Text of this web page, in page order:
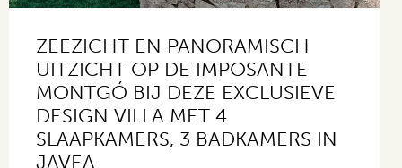
ZEEZICHT EN PANORAMISCH
UITZICHT OP DE IMPOSANTE
MONTGÓ BIJ DEZE EXCLUSIEVE
DESIGN VILLA MET 4
SLAAPKAMERS, 3 BADKAMERS IN
JAVEA